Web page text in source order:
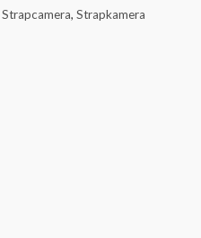
Strapcamera, Strapkamera